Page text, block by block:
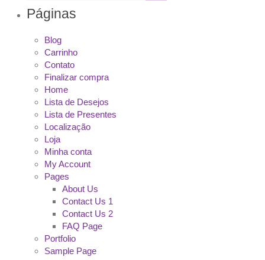
Páginas
Blog
Carrinho
Contato
Finalizar compra
Home
Lista de Desejos
Lista de Presentes
Localização
Loja
Minha conta
My Account
Pages
About Us
Contact Us 1
Contact Us 2
FAQ Page
Portfolio
Sample Page